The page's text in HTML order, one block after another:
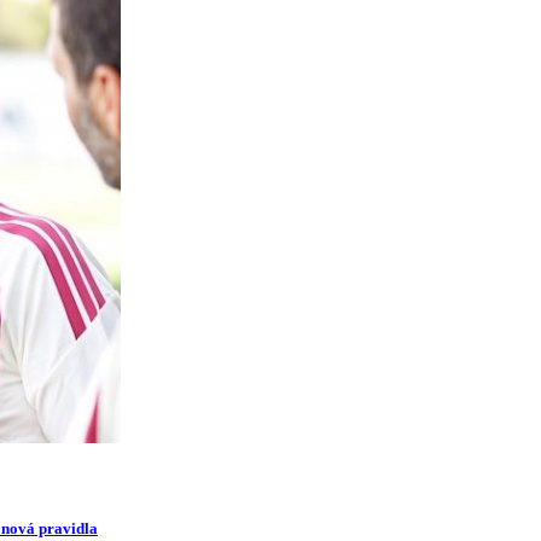
pravidla